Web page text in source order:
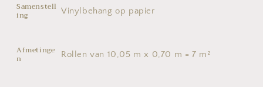
Samenstell
ing Vinylbehang op papier
Afmetinge
n Rollen van 10,05 m x 0,70 m = 7 m²